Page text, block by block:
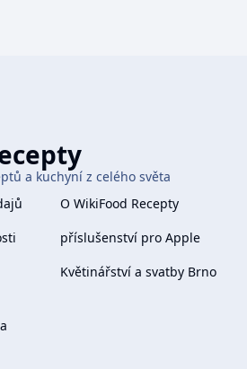
a kuchyní z celého světa
O WikiFood Recepty
příslušenství pro Apple
Květinářství a svatby Brno